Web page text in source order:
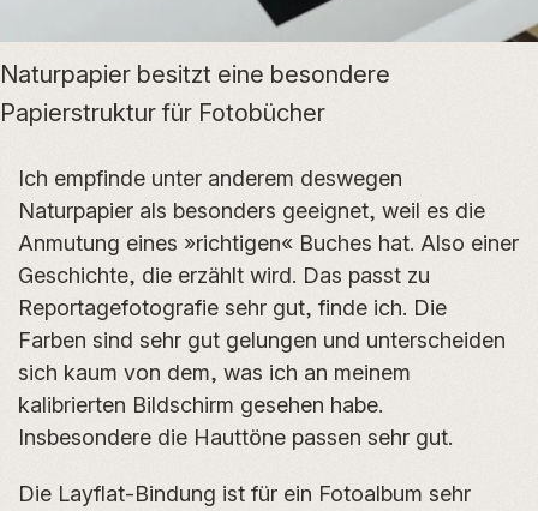
Naturpapier besitzt eine besondere
Papierstruktur für Fotobücher
Ich empfinde unter anderem deswegen
Naturpapier als besonders geeignet, weil es die
Anmutung eines »richtigen« Buches hat. Also einer
Geschichte, die erzählt wird. Das passt zu
Reportagefotografie sehr gut, finde ich. Die
Farben sind sehr gut gelungen und unterscheiden
sich kaum von dem, was ich an meinem
kalibrierten Bildschirm gesehen habe.
Insbesondere die Hauttöne passen sehr gut.
Die Layflat-Bindung ist für ein Fotoalbum sehr